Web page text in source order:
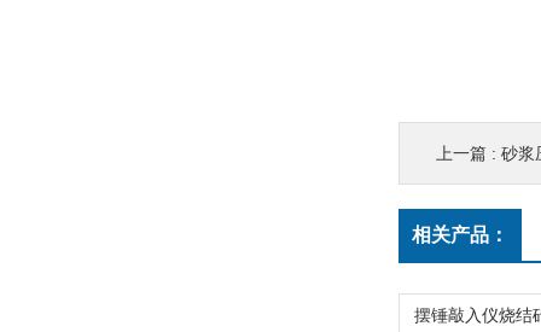
上一篇 : 砂浆
相关产品：